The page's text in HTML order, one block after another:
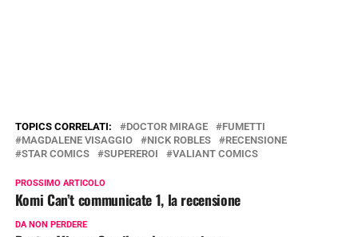
TOPICS CORRELATI: DOCTOR MIRAGE
FUMETTI
MAGDALENE VISAGGIO
NICK ROBLES
RECENSIONE
STAR COMICS
SUPEREROI VALIANT COMICS
PROSSIMO ARTICOLO
Komi Can’t communicate 1, la recensione
DA NON PERDERE